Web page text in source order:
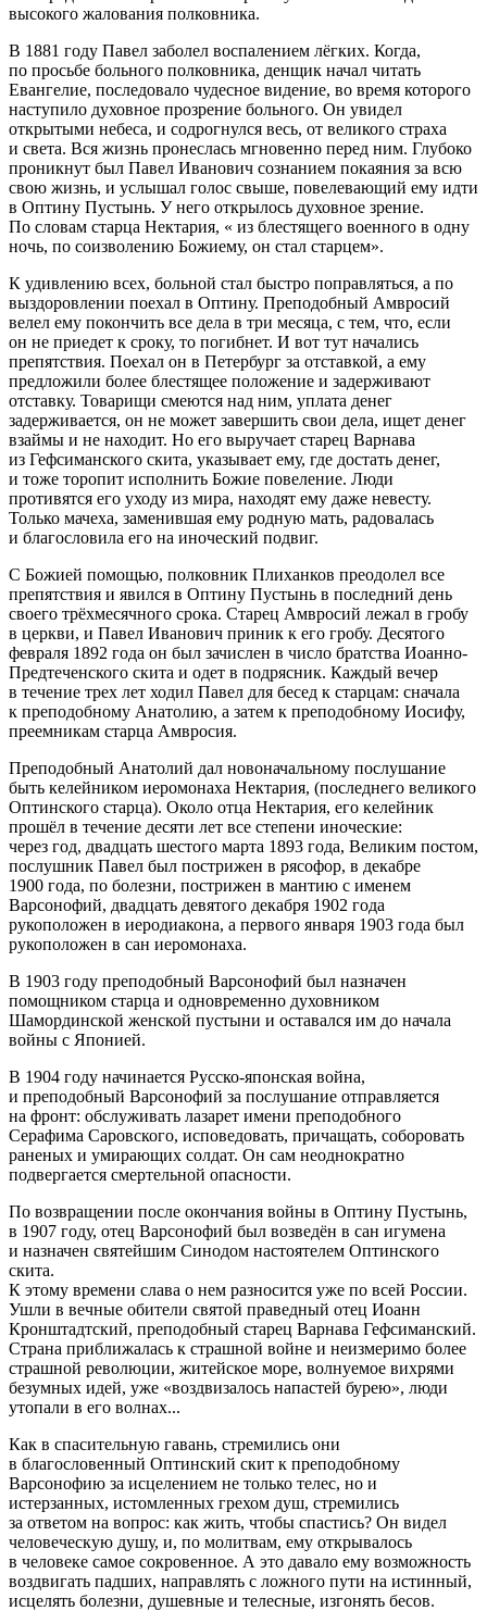
высокого жалования полковника.
В 1881 году Павел заболел воспалением лёгких. Когда,
по просьбе больного полковника, денщик начал читать
Евангелие, последовало чудесное видение, во время которого
наступило духовное прозрение больного. Он увидел
открытыми небеса, и содрогнулся весь, от великого страха
и света. Вся жизнь пронеслась мгновенно перед ним. Глубоко
проникнут был Павел Иванович сознанием покаяния за всю
свою жизнь, и услышал голос свыше, повелевающий ему идти
в Оптину Пустынь. У него открылось духовное зрение.
По словам старца Нектария, « из блестящего военного в одну
ночь, по соизволению Божиему, он стал старцем».
К удивлению всех, больной стал быстро поправляться, а по
выздоровлении поехал в Оптину. Преподобный Амвросий
велел ему покончить все дела в три месяца, с тем, что, если
он не приедет к сроку, то погибнет. И вот тут начались
препятствия. Поехал он в Петербург за отставкой, а ему
предложили более блестящее положение и задерживают
отставку. Товарищи смеются над ним, уплата денег
задерживается, он не может завершить свои дела, ищет денег
взаймы и не находит. Но его выручает старец Варнава
из Гефсиманского скита, указывает ему, где достать денег,
и тоже торопит исполнить Божие повеление. Люди
противятся его уходу из мира, находят ему даже невесту.
Только мачеха, заменившая ему родную мать, радовалась
и благословила его на иноческий подвиг.
С Божией помощью, полковник Плиханков преодолел все
препятствия и явился в Оптину Пустынь в последний день
своего трёхмесячного срока. Старец Амвросий лежал в гробу
в церкви, и Павел Иванович приник к его гробу. Десятого
февраля 1892 года он был зачислен в число братства Иоанно-
Предтеченского скита и одет в подрясник. Каждый вечер
в течение трех лет ходил Павел для бесед к старцам: сначала
к преподобному Анатолию, а затем к преподобному Иосифу,
преемникам старца Амвросия.
Преподобный Анатолий дал новоначальному послушание
быть келейником иеромонаха Нектария, (последнего великого
Оптинского старца). Около отца Нектария, его келейник
прошёл в течение десяти лет все степени иноческие:
через год, двадцать шестого марта 1893 года, Великим постом,
послушник Павел был пострижен в рясофор, в декабре
1900 года, по болезни, пострижен в мантию с именем
Варсонофий, двадцать девятого декабря 1902 года
рукоположен в иеродиакона, а первого января 1903 года был
рукоположен в сан иеромонаха.
В 1903 году преподобный Варсонофий был назначен
помощником старца и одновременно духовником
Шамординской женской пустыни и оставался им до начала
войны с Японией.
В 1904 году начинается Русско-японская война,
и преподобный Варсонофий за послушание отправляется
на фронт: обслуживать лазарет имени преподобного
Серафима Саровского, исповедовать, причащать, соборовать
раненых и умирающих солдат. Он сам неоднократно
подвергается смертельной опасности.
По возвращении после окончания войны в Оптину Пустынь,
в 1907 году, отец Варсонофий был возведён в сан игумена
и назначен святейшим Синодом настоятелем Оптинского
скита.
К этому времени слава о нем разносится уже по всей России.
Ушли в вечные обители святой праведный отец Иоанн
Кронштадтский, преподобный старец Варнава Гефсиманский.
Страна приближалась к страшной войне и неизмеримо более
страшной революции, житейское море, волнуемое вихрями
безумных идей, уже «воздвизалось напастей бурею», люди
утопали в его волнах...
Как в спасительную гавань, стремились они
в благословенный Оптинский скит к преподобному
Варсонофию за исцелением не только телес, но и
истерзанных, истомленных грехом душ, стремились
за ответом на вопрос: как жить, чтобы спастись? Он видел
человеческую душу, и, по молитвам, ему открывалось
в человеке самое сокровенное. А это давало ему возможность
воздвигать падших, направлять с ложного пути на истинный,
исцелять болезни, душевные и телесные, изгонять бесов.